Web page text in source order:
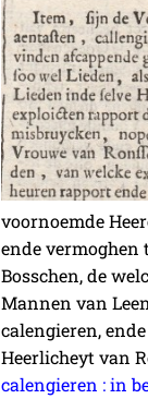
voornoemde
ende vermoghen
Bosschen, de
Mannen van
calengieren,
Heerlicheyt van
calengieren : in